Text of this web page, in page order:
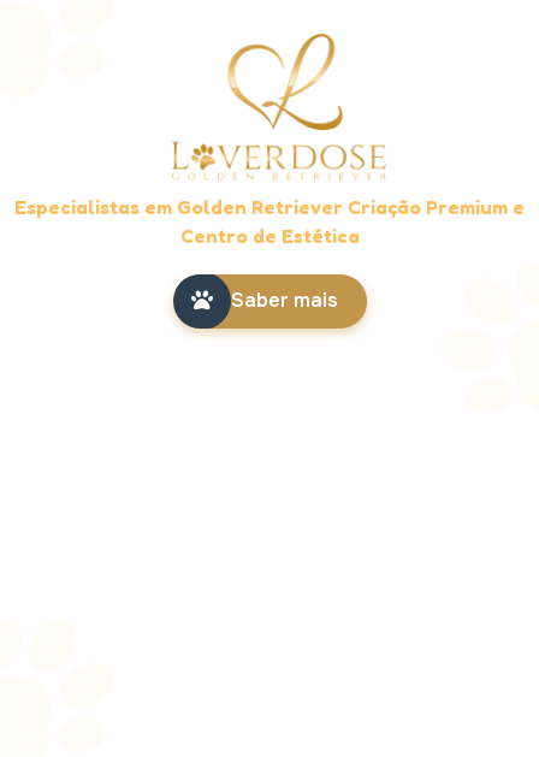
Especialistas em Golden Retriever Criação Premium e
Centro de Estética
Saber mais